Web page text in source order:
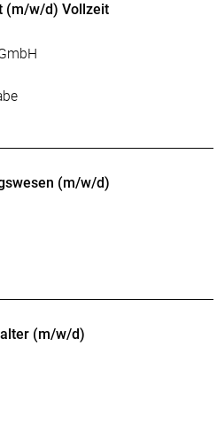
(m/w/d) Vollzeit
(m/w/d)
(m/w/d)